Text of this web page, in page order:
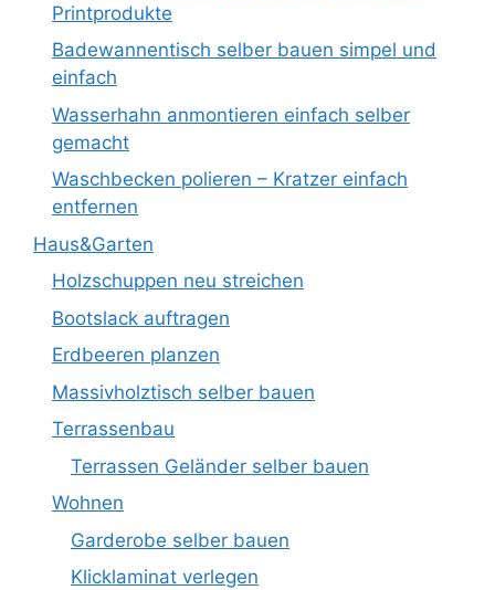
Printprodukte
Badewannentisch selber bauen simpel und
einfach
Wasserhahn anmontieren einfach selber
gemacht
Waschbecken polieren – Kratzer einfach
entfernen
Haus&Garten
Holzschuppen neu streichen
Bootslack auftragen
Erdbeeren planzen
Massivholztisch selber bauen
Terrassenbau
Terrassen Geländer selber bauen
Wohnen
Garderobe selber bauen
Klicklaminat verlegen